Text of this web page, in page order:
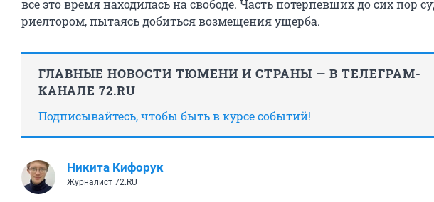
все это время находилась на свободе. Часть потерпевших до сих пор
риелтором, пытаясь добиться возмещения ущерба.
ГЛАВНЫЕ НОВОСТИ ТЮМЕНИ И СТРАНЫ — В ТЕЛЕГРАМ-
КАНАЛЕ 72.RU
Подписывайтесь, чтобы быть в курсе событий!
Никита Кифорук
Журналист 72.RU